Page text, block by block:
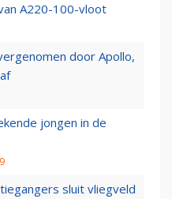
A220-100-vloot
door Apollo,
jongen in de
sluit vliegveld